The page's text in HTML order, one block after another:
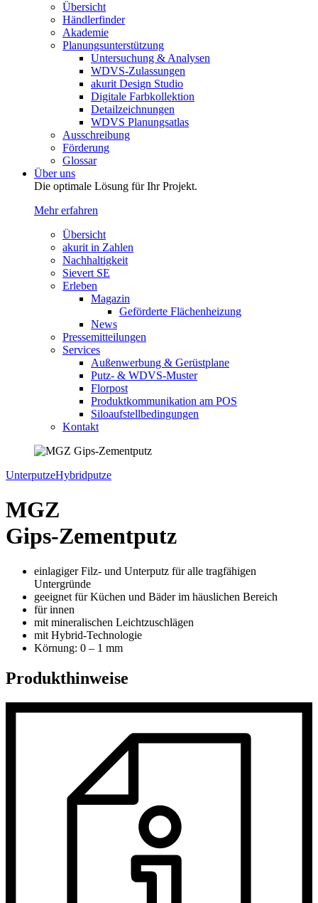
Übersicht
Händlerfinder
Akademie
Planungsunterstützung
Untersuchung & Analysen
WDVS-Zulassungen
akurit Design Studio
Digitale Farbkollektion
Detailzeichnungen
WDVS Planungsatlas
Ausschreibung
Förderung
Glossar
Über uns
Die optimale Lösung für Ihr Projekt.
Mehr erfahren
Übersicht
akurit in Zahlen
Nachhaltigkeit
Sievert SE
Erleben
Magazin
Geförderte Flächenheizung
News
Pressemitteilungen
Services
Außenwerbung & Gerüstplane
Putz- & WDVS-Muster
Florpost
Produktkommunikation am POS
Siloaufstellbedingungen
Kontakt
UnterputzeHybridputze
MGZ
Gips-Zementputz
einlagiger Filz- und Unterputz für alle tragfähigen
Untergründe
geeignet für Küchen und Bäder im häuslichen Bereich
für innen
mit mineralischen Leichtzuschlägen
mit Hybrid-Technologie
Körnung: 0 – 1 mm
Produkthinweise